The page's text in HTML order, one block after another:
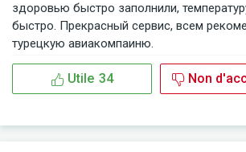
здоровью быстро заполнили,
быстро. Прекрасный сервис, всем
турецкую авиакомпаиню.
Utile 34 Non